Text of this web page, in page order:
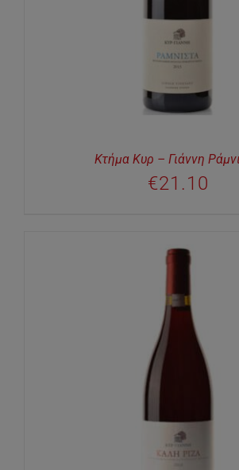
Κτήμα Κυρ – Γιάννη
€21.10